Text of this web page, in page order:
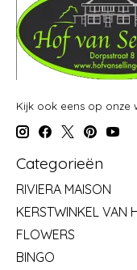
Kijk ook eens op onze
Categorieën
RIVIERA MAISON
KERSTWINKEL VAN
FLOWERS
BINGO